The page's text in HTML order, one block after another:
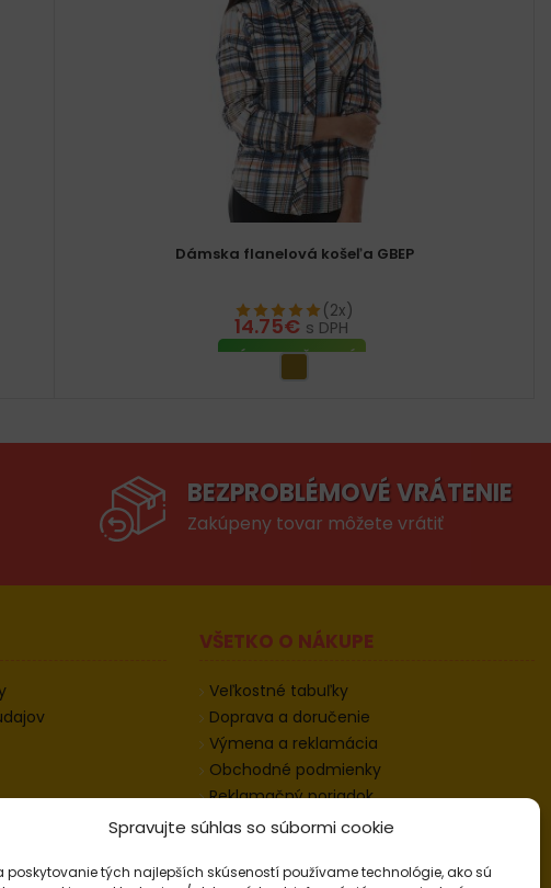
Spravujte súhlas so súbormi cookie
poskytovanie tých najlepších skúseností používame technológie, ako sú
Dámska flanelová košeľa GBEP
(2x)
14.75€ s DPH
VÝBER MOŽNOSTÍ
BEZPROBLÉMOVÉ VRÁTENIE
Zakúpeny tovar môžete vrátiť
VŠETKO O NÁKUPE
Veľkostné tabuľky
Doprava a doručenie
Výmena a reklamácia
Obchodné podmienky
Reklamačný poriadok
Odstúpenie od zmluvy
Kontakt